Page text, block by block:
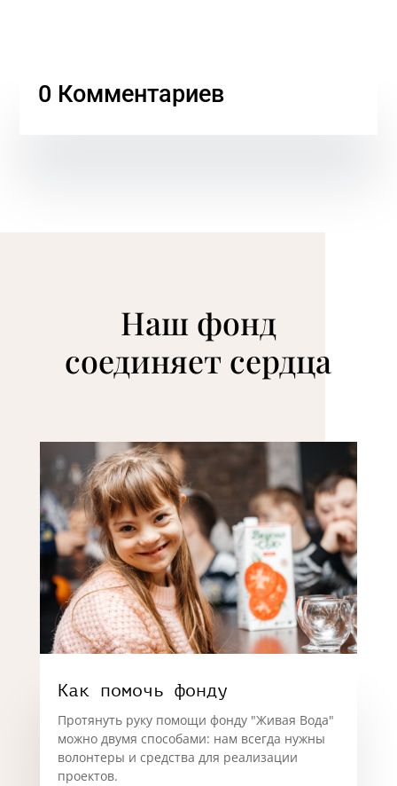
0 Комментариев
Наш фонд
соединяет сердца
Как помочь фонду
Протянуть руку помощи фонду "Живая Вода"
можно двумя способами: нам всегда нужны
волонтеры и средства для реализации
проектов.